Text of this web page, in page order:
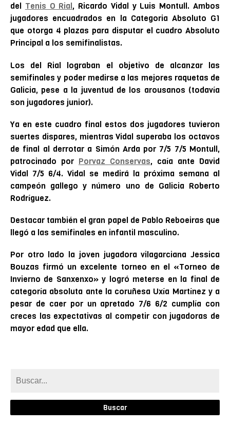
del Tenis O Rial, Ricardo Vidal y Luis Montull. Ambos
jugadores encuadrados en la Categoria Absoluto G1
que otorga 4 plazas para disputar el cuadro Absoluto
Principal a los semifinalistas.
Los del Rial lograban el objetivo de alcanzar las
semifinales y poder medirse a las mejores raquetas de
Galicia, pese a la juventud de los arousanos (todavía
son jugadores junior).
Ya en este cuadro final estos dos jugadores tuvieron
suertes dispares, mientras Vidal superaba los octavos
de final al derrotar a Simón Arda por 7/5 7/5 Montull,
patrocinado por Porvaz Conservas, caía ante David
Vidal 7/5 6/4. Vidal se medirá la próxima semana al
campeón gallego y número uno de Galicia Roberto
Rodríguez.
Destacar también el gran papel de Pablo Reboeiras que
llegó a las semifinales en infantil masculino.
Por otro lado la joven jugadora vilagarciana Jessica
Bouzas firmó un excelente torneo en el «Torneo de
Invierno de Sanxenxo» y logró meterse en la final de
categoría absoluta ante la coruñesa Uxía Martínez y a
pesar de caer por un apretado 7/6 6/2 cumplía con
creces las expectativas al competir con jugadoras de
mayor edad que ella.